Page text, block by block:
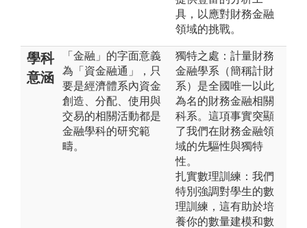
具，以應對財務金融
領域的挑戰。
學科
意涵
「金融」的字面意義
為「資金融通」，只
要是經濟體系內資金
創造、分配、使用與
交易的相關活動都是
金融學科的研究範
疇。
獨特之處：計量財務
金融學系（簡稱計財
系）是全國唯一以此
為名的財務金融相關
科系。這項事實突顯
了我們在財務金融領
域的先驅性與獨特
性。
扎實數理訓練：我們
特別強調對學生的數
理訓練，這有助於培
養你的數量建模和數